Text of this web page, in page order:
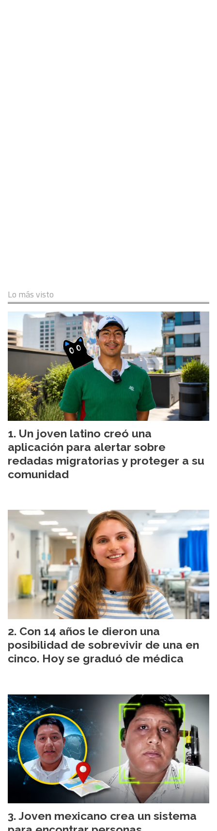
Lo más visto
Un joven latino creó una
aplicación para alertar sobre
redadas migratorias y proteger a su
comunidad
Con 14 años le dieron una
posibilidad de sobrevivir de una en
cinco. Hoy se graduó de médica
Joven mexicano crea un sistema